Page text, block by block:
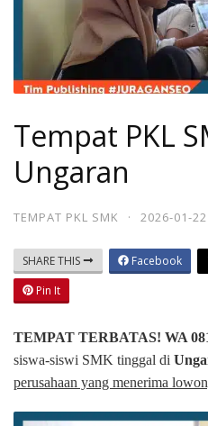
Tempat PKL
Ungaran
TEMPAT PKL SMK · 2026-01-22
SHARE THIS Facebook
Pin It
TEMPAT TERBATAS! WA
siswa-siswi SMK tinggal di
perusahaan yang menerima